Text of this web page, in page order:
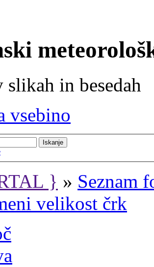
slikah in besedah
vsebino
} » Seznam
velikost črk